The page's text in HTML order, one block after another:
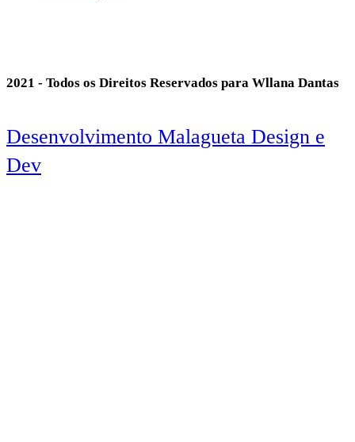
2021 - Todos os Direitos Reservados para Wllana Dantas
Desenvolvimento Malagueta Design e
Dev